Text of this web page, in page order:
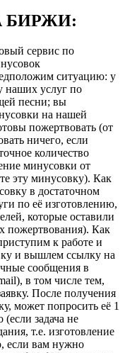
БИРЖИ:
сервис по
ситуацию: у
наших услуг по
песни; вы
на нашей
пожертвовать (от
ничего, если
количество
минусовки от
эту минусовку). Как
в достаточном
по её изготовлению,
которые оставили
пожертвования). Как
к работе и
и вышлем ссылку на
сообщения в
в том числе тем,
После получения
может попросить её 1
(если задача не
т.е. изготовление
если вам нужно